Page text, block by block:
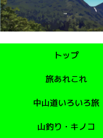
トップ
旅あれこれ
中山道いろいろ旅
山釣り・キノコ